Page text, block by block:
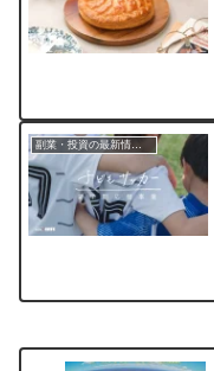
副業・投資の最新情報まとめ